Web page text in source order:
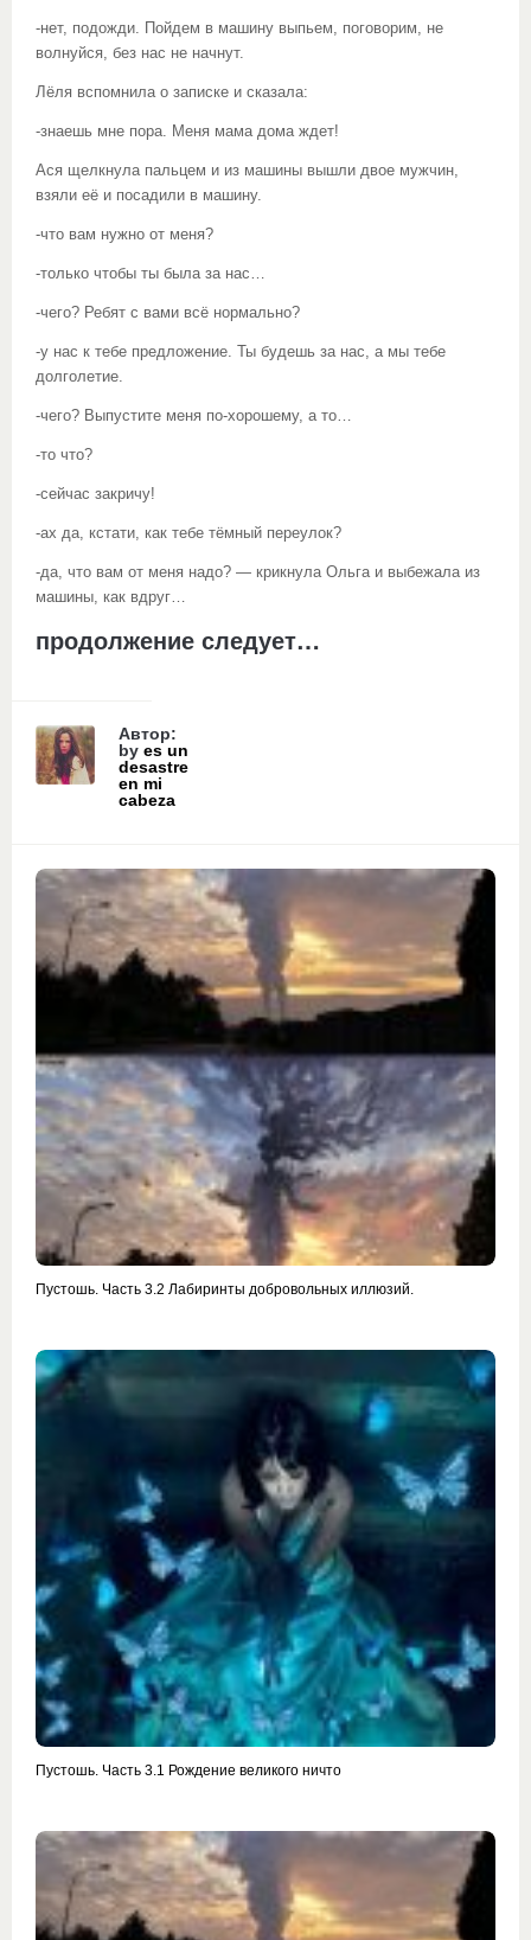
-нет, подожди. Пойдем в машину выпьем, поговорим, не
волнуйся, без нас не начнут.
Лёля вспомнила о записке и сказала:
-знаешь мне пора. Меня мама дома ждет!
Ася щелкнула пальцем и из машины вышли двое мужчин,
взяли её и посадили в машину.
-что вам нужно от меня?
-только чтобы ты была за нас…
-чего? Ребят с вами всё нормально?
-у нас к тебе предложение. Ты будешь за нас, а мы тебе
долголетие.
-чего? Выпустите меня по-хорошему, а то…
-то что?
-сейчас закричу!
-ах да, кстати, как тебе тёмный переулок?
-да, что вам от меня надо? — крикнула Ольга и выбежала из
машины, как вдруг…
продолжение следует…
Автор:
by es un
desastre
en mi
cabeza
Пустошь. Часть 3.2 Лабиринты добровольных иллюзий.
Пустошь. Часть 3.1 Рождение великого ничто